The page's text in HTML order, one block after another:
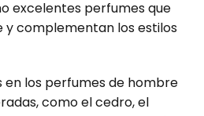
excelentes perfumes que
y complementan los estilos
en los perfumes de hombre
como el cedro, el